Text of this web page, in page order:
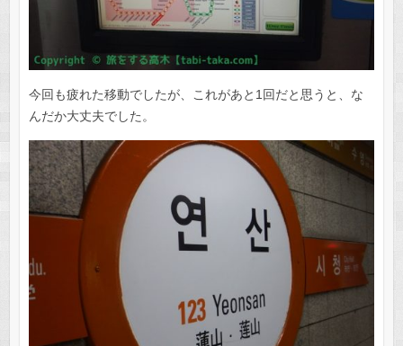
今回も疲れた移動でしたが、これがあと1回だと思うと、な
んだか大丈夫でした。